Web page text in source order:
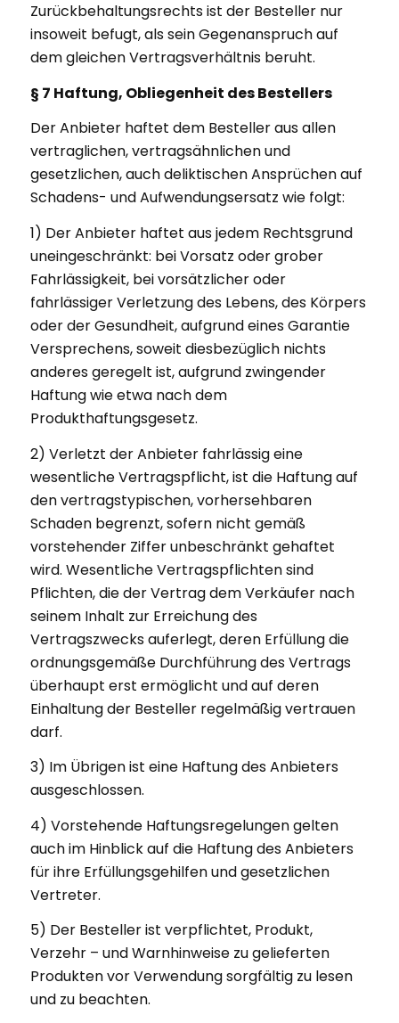
Zurückbehaltungsrechts ist der Besteller nur
insoweit befugt, als sein Gegenanspruch auf
dem gleichen Vertragsverhältnis beruht.
§ 7 Haftung, Obliegenheit des Bestellers
Der Anbieter haftet dem Besteller aus allen
vertraglichen, vertragsähnlichen und
gesetzlichen, auch deliktischen Ansprüchen auf
Schadens- und Aufwendungsersatz wie folgt:
1) Der Anbieter haftet aus jedem Rechtsgrund
uneingeschränkt: bei Vorsatz oder grober
Fahrlässigkeit, bei vorsätzlicher oder
fahrlässiger Verletzung des Lebens, des Körpers
oder der Gesundheit, aufgrund eines Garantie
Versprechens, soweit diesbezüglich nichts
anderes geregelt ist, aufgrund zwingender
Haftung wie etwa nach dem
Produkthaftungsgesetz.
2) Verletzt der Anbieter fahrlässig eine
wesentliche Vertragspflicht, ist die Haftung auf
den vertragstypischen, vorhersehbaren
Schaden begrenzt, sofern nicht gemäß
vorstehender Ziffer unbeschränkt gehaftet
wird. Wesentliche Vertragspflichten sind
Pflichten, die der Vertrag dem Verkäufer nach
seinem Inhalt zur Erreichung des
Vertragszwecks auferlegt, deren Erfüllung die
ordnungsgemäße Durchführung des Vertrags
überhaupt erst ermöglicht und auf deren
Einhaltung der Besteller regelmäßig vertrauen
darf.
3) Im Übrigen ist eine Haftung des Anbieters
ausgeschlossen.
4) Vorstehende Haftungsregelungen gelten
auch im Hinblick auf die Haftung des Anbieters
für ihre Erfüllungsgehilfen und gesetzlichen
Vertreter.
5) Der Besteller ist verpflichtet, Produkt,
Verzehr – und Warnhinweise zu gelieferten
Produkten vor Verwendung sorgfältig zu lesen
und zu beachten.